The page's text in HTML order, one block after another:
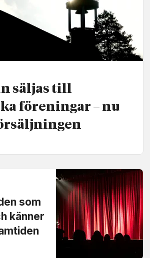
säljas till
föreningar – nu
som
känner